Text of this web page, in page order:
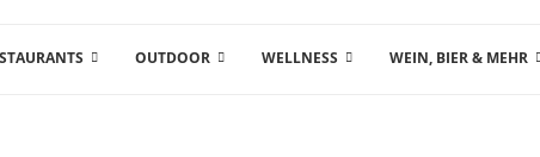
OUTDOOR WELLNESS WEIN, BIER & MEHR